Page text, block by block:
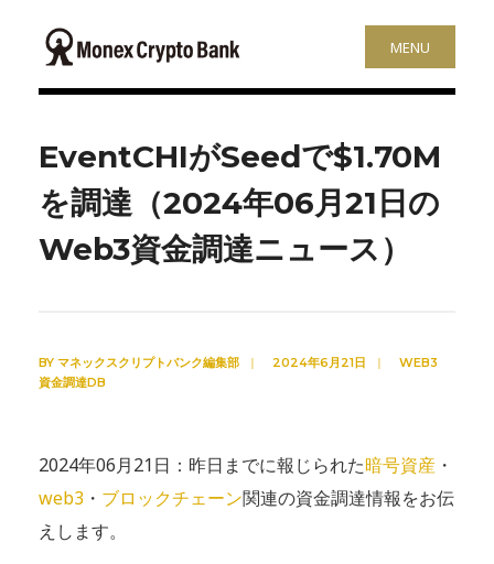
MENU
EventCHIがSeedで$1.70M
を調達（2024年06月21日の
Web3資金調達ニュース）
BY マネックスクリプトバンク編集部 | 2024年6月21日 |
WEB3
資金調達DB
2024年06月21日：昨日までに報じられた暗号資産 ・
web3 ・ ブロックチェーン関連の資金調達情報をお伝
えします。